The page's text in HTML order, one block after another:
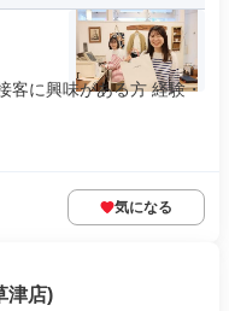
客に興味がある方 経験・
気になる
津店)